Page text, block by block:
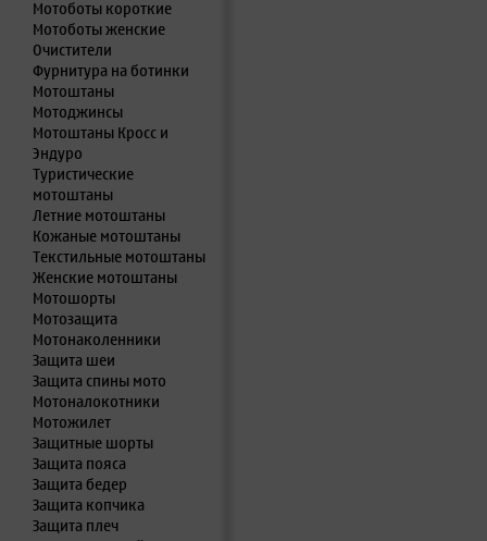
Мотоботы короткие
Мотоботы женские
Очистители
Фурнитура на ботинки
Мотоштаны
Мотоджинсы
Мотоштаны Кросс и
Эндуро
Туристические
мотоштаны
Летние мотоштаны
Кожаные мотоштаны
Текстильные мотоштаны
Женские мотоштаны
Мотошорты
Мотозащита
Мотонаколенники
Защита шеи
Защита спины мото
Мотоналокотники
Мотожилет
Защитные шорты
Защита пояса
Защита бедер
Защита копчика
Защита плеч